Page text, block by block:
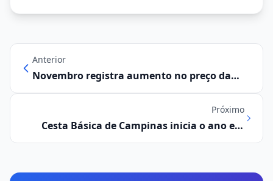
Anterior
Novembro registra aumento no preço da
cesta básica
Próximo
Cesta Básica de Campinas inicia o ano em
alta, atingindo R$ 790,47 em janeiro